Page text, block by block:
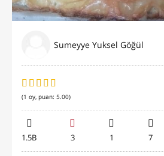
Sumeyye Yuksel Göğül
(1 oy, puan: 5.00)
1.5B 3 1 7